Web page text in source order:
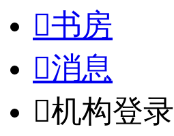
书房
消息
机构登录